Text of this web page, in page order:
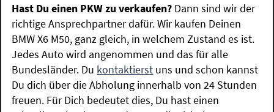
Hast Du einen PKW zu verkaufen? Dann sind wir der
richtige Ansprechpartner dafür. Wir kaufen Deinen
BMW X6 M50, ganz gleich, in welchem Zustand es ist.
Jedes Auto wird angenommen und das für alle
Bundesländer. Du kontaktierst uns und schon kannst
Du dich über die Abholung innerhalb von 24 Stunden
freuen. Für Dich bedeutet dies, Du hast einen